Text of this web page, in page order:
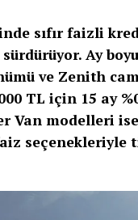
sıfır faizli
Ay
ve Zenith
TL için 15 ay
Van modelleri